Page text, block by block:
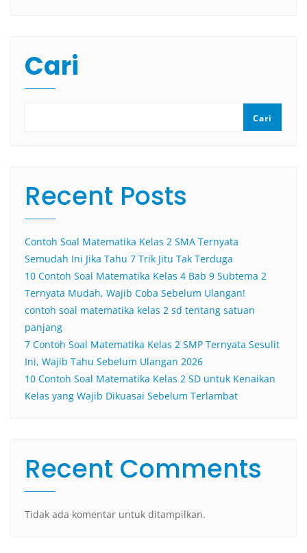
Cari
Cari
Recent Posts
Contoh Soal Matematika Kelas 2 SMA Ternyata
Semudah Ini Jika Tahu 7 Trik Jitu Tak Terduga
10 Contoh Soal Matematika Kelas 4 Bab 9 Subtema 2
Ternyata Mudah, Wajib Coba Sebelum Ulangan!
contoh soal matematika kelas 2 sd tentang satuan
panjang
7 Contoh Soal Matematika Kelas 2 SMP Ternyata Sesulit
Ini, Wajib Tahu Sebelum Ulangan 2026
10 Contoh Soal Matematika Kelas 2 SD untuk Kenaikan
Kelas yang Wajib Dikuasai Sebelum Terlambat
Recent Comments
Tidak ada komentar untuk ditampilkan.